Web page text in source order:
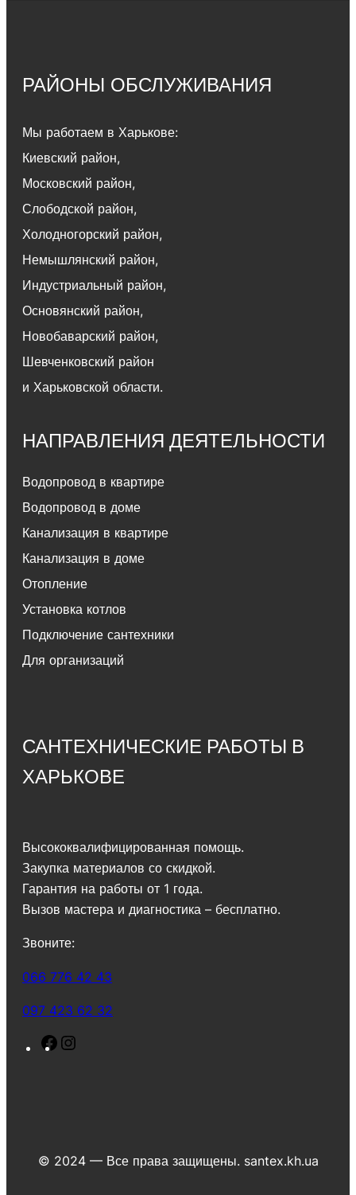
РАЙОНЫ ОБСЛУЖИВАНИЯ
Мы работаем в Харькове:
Киевский район,
Московский район,
Слободской район,
Холодногорский район,
Немышлянский район,
Индустриальный район,
Основянский район,
Новобаварский район,
Шевченковский район
и Харьковской области.
НАПРАВЛЕНИЯ ДЕЯТЕЛЬНОСТИ
Водопровод в квартире
Водопровод в доме
Канализация в квартире
Канализация в доме
Отопление
Установка котлов
Подключение сантехники
Для организаций
САНТЕХНИЧЕСКИЕ РАБОТЫ В
ХАРЬКОВЕ
Высококвалифицированная помощь.
Закупка материалов со скидкой.
Гарантия на работы от 1 года.
Вызов мастера и диагностика – бесплатно.
Звоните:
066 776 42 43
097 423 62 32
F
o
r
© 2024 — Все права защищены. santex.kh.ua